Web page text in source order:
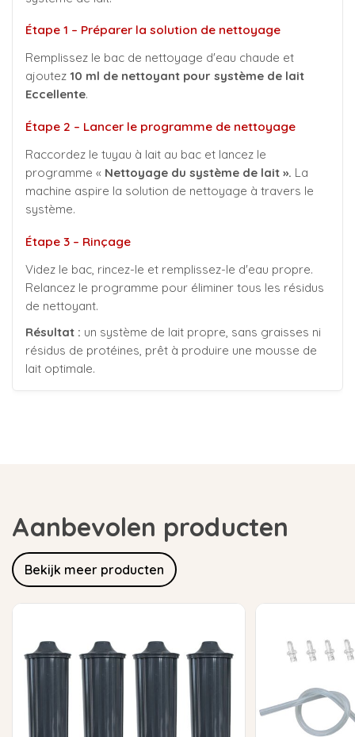
Étape 1 – Préparer la solution de nettoyage
Remplissez le bac de nettoyage d'eau chaude et
ajoutez 10 ml de nettoyant pour système de lait
Eccellente.
Étape 2 – Lancer le programme de nettoyage
Raccordez le tuyau à lait au bac et lancez le
programme « Nettoyage du système de lait ». La
machine aspire la solution de nettoyage à travers le
système.
Étape 3 – Rinçage
Videz le bac, rincez-le et remplissez-le d'eau propre.
Relancez le programme pour éliminer tous les résidus
de nettoyant.
Résultat : un système de lait propre, sans graisses ni
résidus de protéines, prêt à produire une mousse de
lait optimale.
Aanbevolen producten
Bekijk meer producten